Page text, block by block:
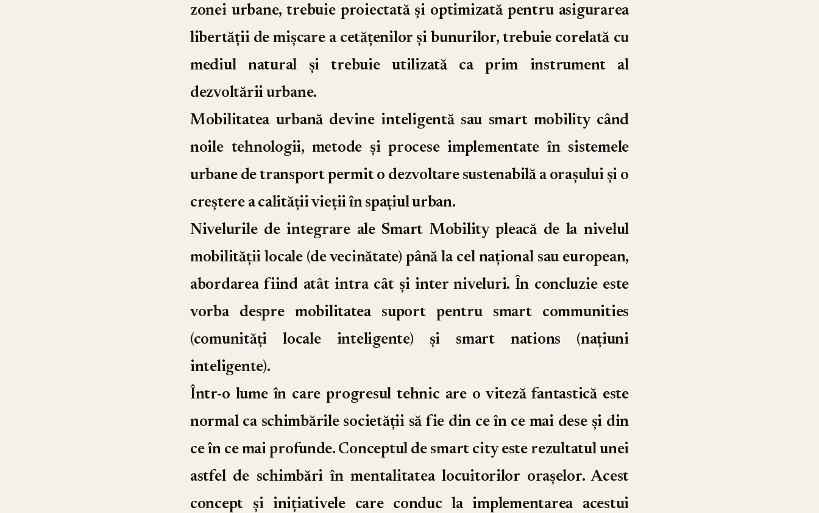
zonei urbane, trebuie proiectată și optimizată pentru asigurarea
libertății de mișcare a cetățenilor și bunurilor, trebuie corelată cu
mediul natural și trebuie utilizată ca prim instrument al
dezvoltării urbane.
Mobilitatea urbană devine inteligentă sau smart mobility când
noile tehnologii, metode și procese implementate în sistemele
urbane de transport permit o dezvoltare sustenabilă a orașului și o
creștere a calității vieții în spațiul urban.
Nivelurile de integrare ale Smart Mobility pleacă de la nivelul
mobilității locale (de vecinătate) până la cel național sau european,
abordarea fiind atât intra cât și inter niveluri. În concluzie este
vorba despre mobilitatea suport pentru smart communities
(comunități locale inteligente) și smart nations (națiuni
inteligente).
Într-o lume în care progresul tehnic are o viteză fantastică este
normal ca schimbările societății să fie din ce în ce mai dese și din
ce în ce mai profunde. Conceptul de smart city este rezultatul unei
astfel de schimbări în mentalitatea locuitorilor orașelor. Acest
concept și inițiativele care conduc la implementarea acestui